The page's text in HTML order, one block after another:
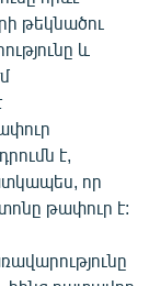
թեկնածու
և
է,
որ
թափուր է: